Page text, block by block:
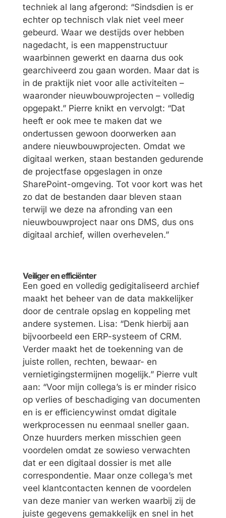
techniek al lang afgerond: “Sindsdien is er
echter op technisch vlak niet veel meer
gebeurd. Waar we destijds over hebben
nagedacht, is een mappenstructuur
waarbinnen gewerkt en daarna dus ook
gearchiveerd zou gaan worden. Maar dat is
in de praktijk niet voor alle activiteiten –
waaronder nieuwbouwprojecten – volledig
opgepakt.” Pierre knikt en vervolgt: “Dat
heeft er ook mee te maken dat we
ondertussen gewoon doorwerken aan
andere nieuwbouwprojecten. Omdat we
digitaal werken, staan bestanden gedurende
de projectfase opgeslagen in onze
SharePoint-omgeving. Tot voor kort was het
zo dat de bestanden daar bleven staan
terwijl we deze na afronding van een
nieuwbouwproject naar ons DMS, dus ons
digitaal archief, willen overhevelen.”
Veiliger en efficiënter
Een goed en volledig gedigitaliseerd archief
maakt het beheer van de data makkelijker
door de centrale opslag en koppeling met
andere systemen. Lisa: “Denk hierbij aan
bijvoorbeeld een ERP-systeem of CRM.
Verder maakt het de toekenning van de
juiste rollen, rechten, bewaar- en
vernietigingstermijnen mogelijk.” Pierre vult
aan: “Voor mijn collega’s is er minder risico
op verlies of beschadiging van documenten
en is er efficiencywinst omdat digitale
werkprocessen nu eenmaal sneller gaan.
Onze huurders merken misschien geen
voordelen omdat ze sowieso verwachten
dat er een digitaal dossier is met alle
correspondentie. Maar onze collega’s met
veel klantcontacten kennen de voordelen
van deze manier van werken waarbij zij de
juiste gegevens gemakkelijk en snel in het